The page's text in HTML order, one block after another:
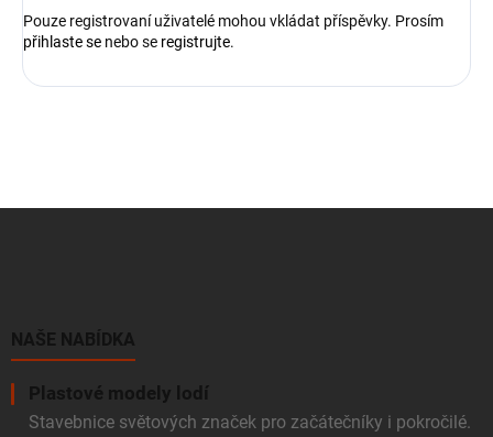
Pouze registrovaní uživatelé mohou vkládat příspěvky. Prosím
přihlaste se nebo se registrujte.
NAŠE NABÍDKA
Plastové modely lodí
Stavebnice světových značek pro začátečníky i pokročilé.